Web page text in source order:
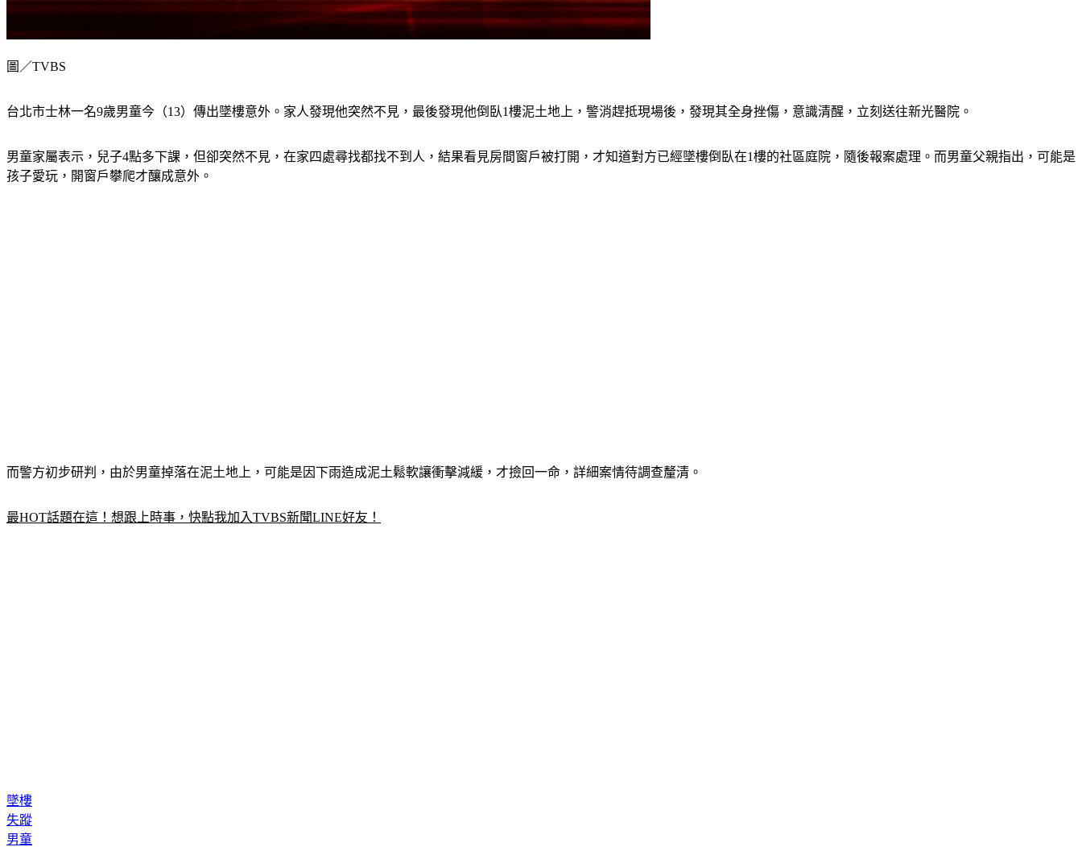
圖／TVBS
台北市士林一名9歲男童今（13）傳出墜樓意外。家人發現他突然不見，最後發現他倒臥1樓泥土地上，警消趕抵現場後，發現其全身挫傷，意識清醒，立刻送往新光醫院。
男童家屬表示，兒子4點多下課，但卻突然不見，在家四處尋找都找不到人，結果看見房間窗戶被打開，才知道對方已經墜樓倒臥在1樓的社區庭院，隨後報案處理。而男童父親指出，可能是
孩子愛玩，開窗戶攀爬才釀成意外。
而警方初步研判，由於男童掉落在泥土地上，可能是因下雨造成泥土鬆軟讓衝擊減緩，才撿回一命，詳細案情待調查釐清。
最HOT話題在這！想跟上時事，快點我加入TVBS新聞LINE好友！
墜樓
失蹤
男童